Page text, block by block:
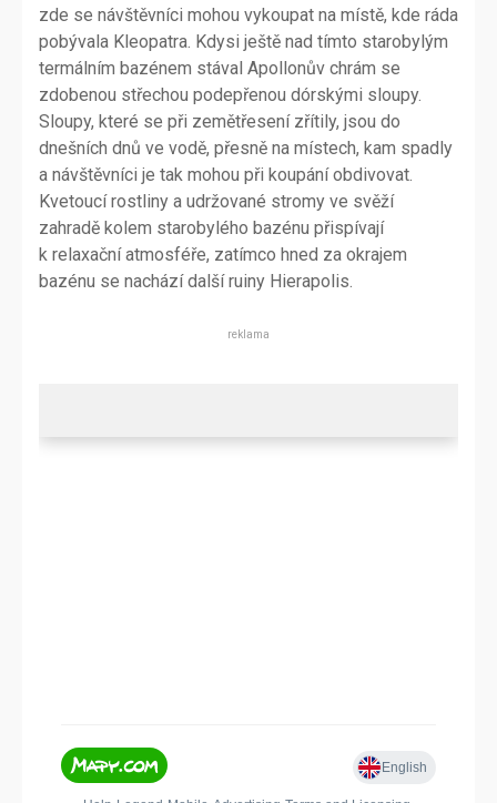
zde se návštěvníci mohou vykoupat na místě, kde ráda
pobývala Kleopatra. Kdysi ještě nad tímto starobylým
termálním bazénem stával Apollonův chrám se
zdobenou střechou podepřenou dórskými sloupy.
Sloupy, které se při zemětřesení zřítily, jsou do
dnešních dnů ve vodě, přesně na místech, kam spadly
a návštěvníci je tak mohou při koupání obdivovat.
Kvetoucí rostliny a udržované stromy ve svěží
zahradě kolem starobylého bazénu přispívají
k relaxační atmosféře, zatímco hned za okrajem
bazénu se nachází další ruiny Hierapolis.
reklama